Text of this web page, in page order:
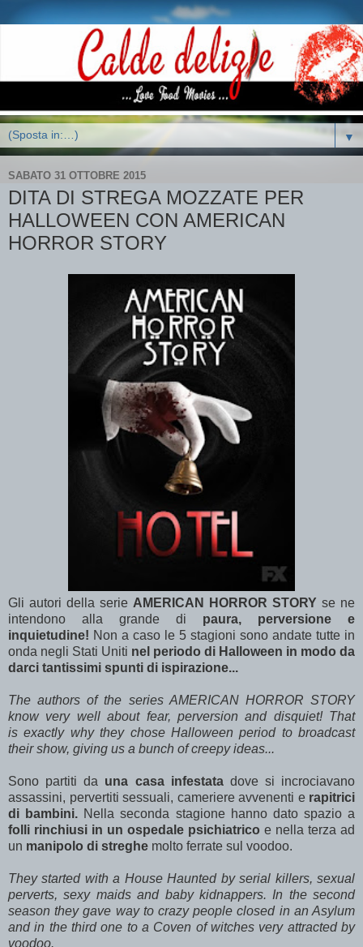
▼
SABATO 31 OTTOBRE 2015
DITA DI STREGA MOZZATE PER
HALLOWEEN CON AMERICAN
HORROR STORY
Gli autori della serie AMERICAN HORROR STORY se ne
intendono alla grande di paura, perversione e
inquietudine! Non a caso le 5 stagioni sono andate tutte in
onda negli Stati Uniti nel periodo di Halloween in modo da
darci tantissimi spunti di ispirazione...
The authors of the series AMERICAN HORROR STORY
know very well about fear, perversion and disquiet! That
is exactly why they chose Halloween period to broadcast
their show, giving us a bunch of creepy ideas...
Sono partiti da una casa infestatadove si incrociavano
assassini, pervertiti sessuali, cameriere avvenenti e rapitrici
di bambini. Nella seconda stagione hanno dato spazio a
folli rinchiusi in un ospedale psichiatrico e nella terza ad
un manipolo di streghe molto ferrate sul voodoo.
They started with a House Haunted by serial killers, sexual
perverts, sexy maids and baby kidnappers. In the second
season they gave way to crazy people closed in an Asylum
and in the third one to a Coven of witches very attracted by
voodoo.